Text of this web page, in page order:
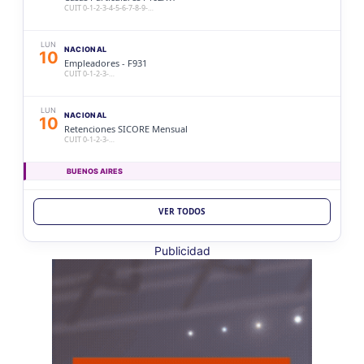
CUIT 0-1-2-3-4-5-6-7-8-9-…
LUN
10 NACIONAL
Empleadores - F931
CUIT 0-1-2-3-…
LUN
10 NACIONAL
Retenciones SICORE Mensual
CUIT 0-1-2-3-…
BUENOS AIRES
BUENOS AIRES
Ag. Bs As Reg Gral Retenc 2aQ
CUIT 0-1-2-3-4-5-6-7-8-9-…
LUN
10
10
VER TODOS
Publicidad